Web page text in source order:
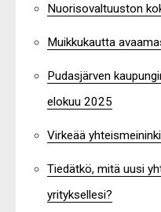
Nuorisovaltuuston
Muikkukautta
Pudasjärven
elokuu 2025
Virkeää
Tiedätkö, mitä uusi
yrityksellesi?